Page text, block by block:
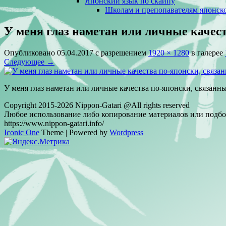
Школам и препопавателям
У меня глаз наметан или личные
Опубликовано 05.04.2017с разрешением1920 × 1280в галерее
Следующее →
У меня глаз наметан или личные качества по-японски,
Copyright 2015-2026 Nippon-Gatari @All rights reserved
Любое использование либо копирование материалов или
https://www.nippon-gatari.info/
Iconic One Theme | Powered by Wordpress